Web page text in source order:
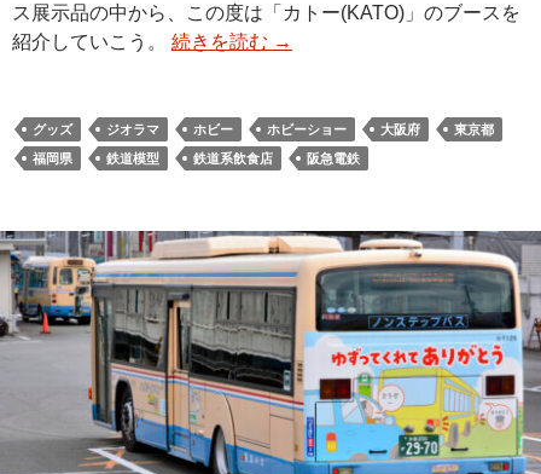
ス展示品の中から、この度は「カトー(KATO)」のブースを
紹介していこう。 続きを読む →
グッズ ジオラマ ホビー ホビーショー 大阪府
東京都
福岡県
鉄道模型 鉄道系飲食店 阪急電鉄